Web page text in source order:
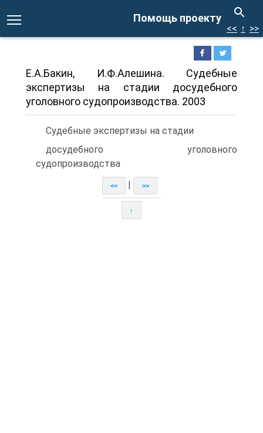
Помощь проекту
<< ↑ >>
Е.А.Бакин, И.Ф.Алешина. Судебные
экспертизы на стадии досудебного
уголовного судопроизводства. 2003
Судебные экспертизы на стадии
досудебного уголовного
судопроизводства
<< >>
↑